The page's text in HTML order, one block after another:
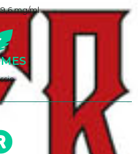
mg/ml